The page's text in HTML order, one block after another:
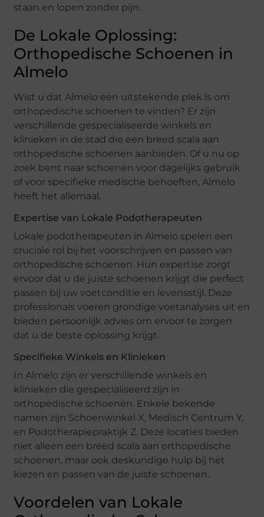
staan en lopen zonder pijn.
De Lokale Oplossing:
Orthopedische Schoenen in
Almelo
Wist u dat Almelo een uitstekende plek is om
orthopedische schoenen te vinden? Er zijn
verschillende gespecialiseerde winkels en
klinieken in de stad die een breed scala aan
orthopedische schoenen aanbieden. Of u nu op
zoek bent naar schoenen voor dagelijks gebruik
of voor specifieke medische behoeften, Almelo
heeft het allemaal.
Expertise van Lokale Podotherapeuten
Lokale podotherapeuten in Almelo spelen een
cruciale rol bij het voorschrijven en passen van
orthopedische schoenen. Hun expertise zorgt
ervoor dat u de juiste schoenen krijgt die perfect
passen bij uw voetconditie en levensstijl. Deze
professionals voeren grondige voetanalyses uit en
bieden persoonlijk advies om ervoor te zorgen
dat u de beste oplossing krijgt.
Specifieke Winkels en Klinieken
In Almelo zijn er verschillende winkels en
klinieken die gespecialiseerd zijn in
orthopedische schoenen. Enkele bekende
namen zijn Schoenwinkel X, Medisch Centrum Y,
en Podotherapiepraktijk Z. Deze locaties bieden
niet alleen een breed scala aan orthopedische
schoenen, maar ook deskundige hulp bij het
kiezen en passen van de juiste schoenen.
Voordelen van Lokale